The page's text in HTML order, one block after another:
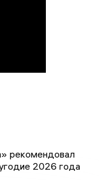
рекомендовал
2026 года